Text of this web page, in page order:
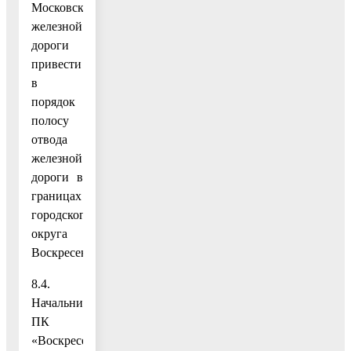
Московской
железной
дороги
привести
в
порядок
полосу
отвода
железной
дороги в
границах
городского
округа
Воскресенск.
8.4.
Начальнику
ПК
«Воскресенский»